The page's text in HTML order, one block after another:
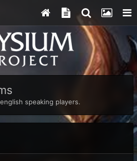
speaking players.